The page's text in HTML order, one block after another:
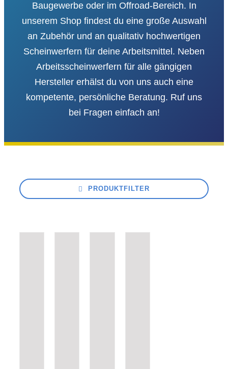
Baugewerbe oder im Offroad-Bereich. In
unserem Shop findest du eine große Auswahl
an Zubehör und an qualitativ hochwertigen
Scheinwerfern für deine Arbeitsmittel. Neben
Arbeitsscheinwerfern für alle gängigen
Hersteller erhälst du von uns auch eine
kompetente, persönliche Beratung. Ruf uns
bei Fragen einfach an!
PRODUKTFILTER